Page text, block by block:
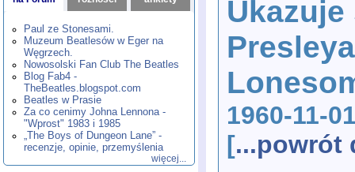
,1982,1983 ,1984,
1985, 1986,1987,1988
1990,1991 ,1992,1993 ,1994,
1995,1996, 1999
2000,2001,2002 ,2003,2004,
2005,2006, 2007
2010,2011,2012,2013,2014
2015,2016, 2017,
2020,2021,2022,2023,2024 ,
2025,2026
Paul ze Stonesami.
Muzeum Beatlesów w Eger na
Węgrzech.
Nowosolski Fan Club The Beatles
Blog Fab4 -
TheBeatles.blogspot.com
Beatles w Prasie
Za co cenimy Johna Lennona -
"Wprost" 1983 i 1985
„The Boys of Dungeon Lane” -
recenzje, opinie, przemyślenia
więcej...
1960-11-
[...powrót